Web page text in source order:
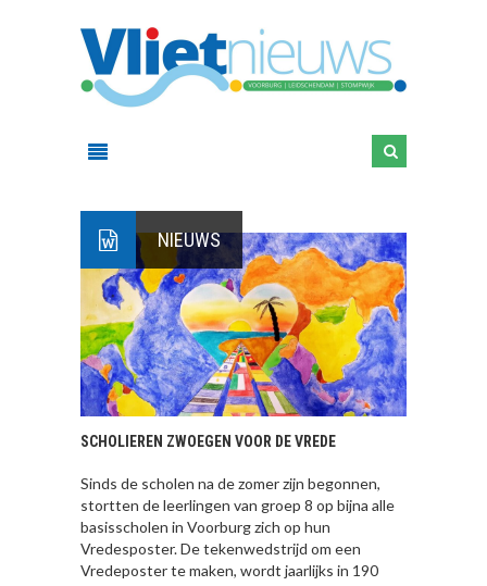
NIEUWS
SCHOLIEREN ZWOEGEN VOOR DE VREDE
Sinds de scholen na de zomer zijn begonnen,
stortten de leerlingen van groep 8 op bijna alle
basisscholen in Voorburg zich op hun
Vredesposter. De tekenwedstrijd om een
Vredeposter te maken, wordt jaarlijks in 190